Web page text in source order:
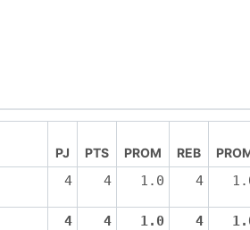
PJ PTS PROM REB
4 4 1.0 4
4 4 1.0 4